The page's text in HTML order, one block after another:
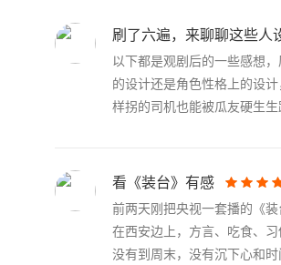
刷了六遍，来聊聊这些人
以下都是观剧后的一些感想
的设计还是角色性格上的设
样拐的司机也能被瓜友硬生生
看《装台》有感
前两天刚把央视一套播的《
在西安边上，方言、吃食、
没有到周末，没有沉下心和